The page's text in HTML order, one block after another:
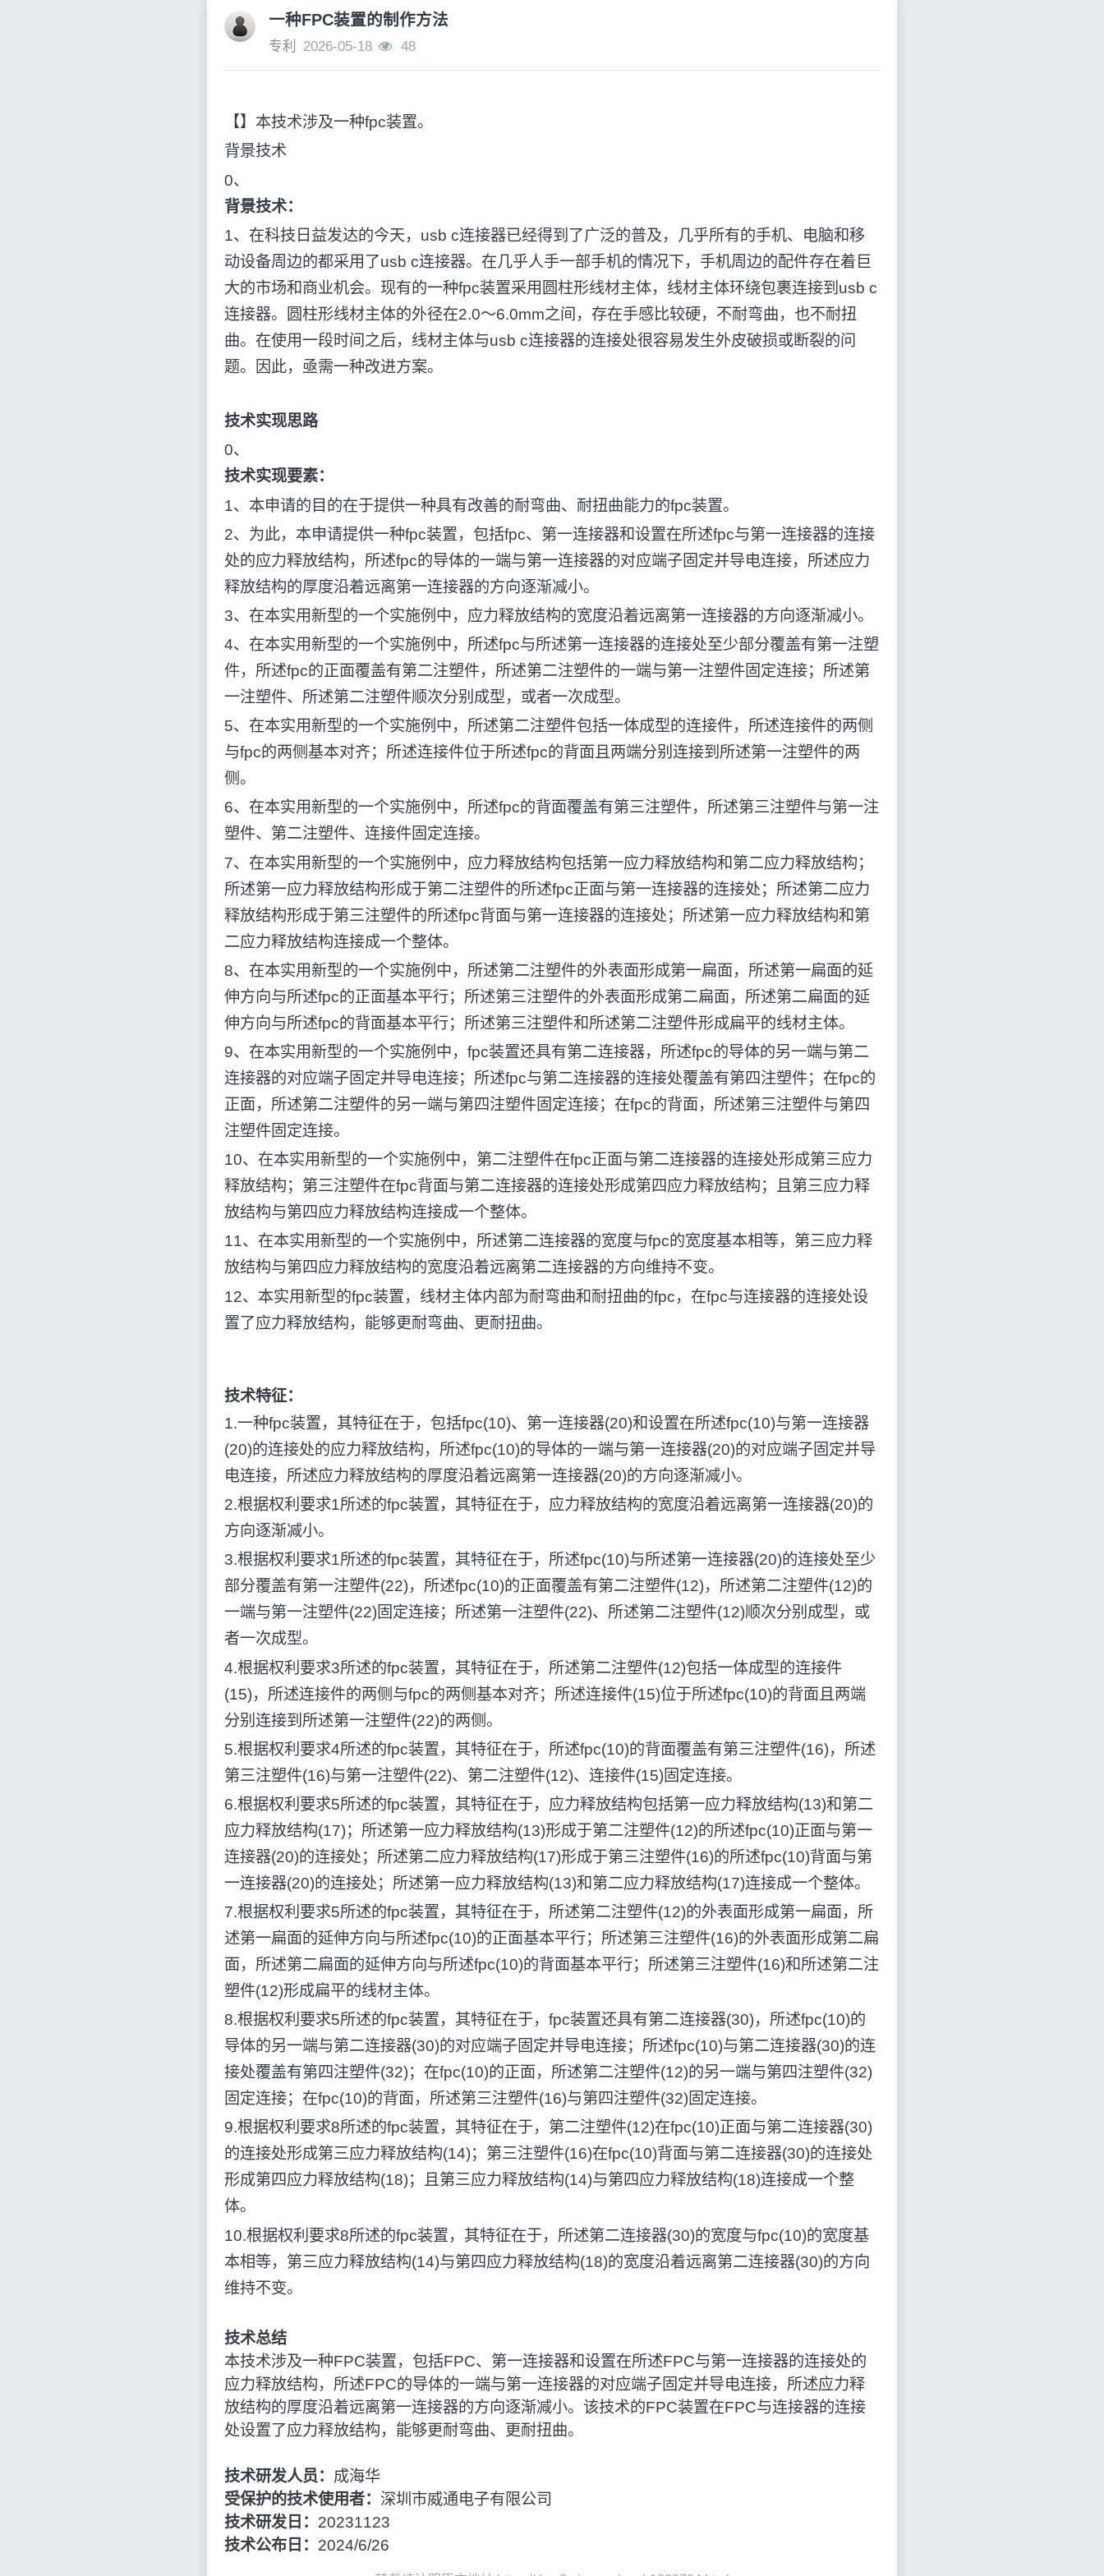
一种FPC装置的制作方法
专利 2026-05-18 48
【】本技术涉及一种fpc装置。
背景技术
0、
背景技术：
1、在科技日益发达的今天，usb c连接器已经得到了广泛的普及，几乎所有的手机、电脑和移
动设备周边的都采用了usb c连接器。在几乎人手一部手机的情况下，手机周边的配件存在着巨
大的市场和商业机会。现有的一种fpc装置采用圆柱形线材主体，线材主体环绕包裹连接到usb c
连接器。圆柱形线材主体的外径在2.0～6.0mm之间，存在手感比较硬，不耐弯曲，也不耐扭
曲。在使用一段时间之后，线材主体与usb c连接器的连接处很容易发生外皮破损或断裂的问
题。因此，亟需一种改进方案。
技术实现思路
0、
技术实现要素：
1、本申请的目的在于提供一种具有改善的耐弯曲、耐扭曲能力的fpc装置。
2、为此，本申请提供一种fpc装置，包括fpc、第一连接器和设置在所述fpc与第一连接器的连接
处的应力释放结构，所述fpc的导体的一端与第一连接器的对应端子固定并导电连接，所述应力
释放结构的厚度沿着远离第一连接器的方向逐渐减小。
3、在本实用新型的一个实施例中，应力释放结构的宽度沿着远离第一连接器的方向逐渐减小。
4、在本实用新型的一个实施例中，所述fpc与所述第一连接器的连接处至少部分覆盖有第一注塑
件，所述fpc的正面覆盖有第二注塑件，所述第二注塑件的一端与第一注塑件固定连接；所述第
一注塑件、所述第二注塑件顺次分别成型，或者一次成型。
5、在本实用新型的一个实施例中，所述第二注塑件包括一体成型的连接件，所述连接件的两侧
与fpc的两侧基本对齐；所述连接件位于所述fpc的背面且两端分别连接到所述第一注塑件的两
侧。
6、在本实用新型的一个实施例中，所述fpc的背面覆盖有第三注塑件，所述第三注塑件与第一注
塑件、第二注塑件、连接件固定连接。
7、在本实用新型的一个实施例中，应力释放结构包括第一应力释放结构和第二应力释放结构；
所述第一应力释放结构形成于第二注塑件的所述fpc正面与第一连接器的连接处；所述第二应力
释放结构形成于第三注塑件的所述fpc背面与第一连接器的连接处；所述第一应力释放结构和第
二应力释放结构连接成一个整体。
8、在本实用新型的一个实施例中，所述第二注塑件的外表面形成第一扁面，所述第一扁面的延
伸方向与所述fpc的正面基本平行；所述第三注塑件的外表面形成第二扁面，所述第二扁面的延
伸方向与所述fpc的背面基本平行；所述第三注塑件和所述第二注塑件形成扁平的线材主体。
9、在本实用新型的一个实施例中，fpc装置还具有第二连接器，所述fpc的导体的另一端与第二
连接器的对应端子固定并导电连接；所述fpc与第二连接器的连接处覆盖有第四注塑件；在fpc的
正面，所述第二注塑件的另一端与第四注塑件固定连接；在fpc的背面，所述第三注塑件与第四
注塑件固定连接。
10、在本实用新型的一个实施例中，第二注塑件在fpc正面与第二连接器的连接处形成第三应力
释放结构；第三注塑件在fpc背面与第二连接器的连接处形成第四应力释放结构；且第三应力释
放结构与第四应力释放结构连接成一个整体。
11、在本实用新型的一个实施例中，所述第二连接器的宽度与fpc的宽度基本相等，第三应力释
放结构与第四应力释放结构的宽度沿着远离第二连接器的方向维持不变。
12、本实用新型的fpc装置，线材主体内部为耐弯曲和耐扭曲的fpc，在fpc与连接器的连接处设
置了应力释放结构，能够更耐弯曲、更耐扭曲。
技术特征：
1.一种fpc装置，其特征在于，包括fpc(10)、第一连接器(20)和设置在所述fpc(10)与第一连接器
(20)的连接处的应力释放结构，所述fpc(10)的导体的一端与第一连接器(20)的对应端子固定并导
电连接，所述应力释放结构的厚度沿着远离第一连接器(20)的方向逐渐减小。
2.根据权利要求1所述的fpc装置，其特征在于，应力释放结构的宽度沿着远离第一连接器(20)的
方向逐渐减小。
3.根据权利要求1所述的fpc装置，其特征在于，所述fpc(10)与所述第一连接器(20)的连接处至少
部分覆盖有第一注塑件(22)，所述fpc(10)的正面覆盖有第二注塑件(12)，所述第二注塑件(12)的
一端与第一注塑件(22)固定连接；所述第一注塑件(22)、所述第二注塑件(12)顺次分别成型，或
者一次成型。
4.根据权利要求3所述的fpc装置，其特征在于，所述第二注塑件(12)包括一体成型的连接件
(15)，所述连接件的两侧与fpc的两侧基本对齐；所述连接件(15)位于所述fpc(10)的背面且两端
分别连接到所述第一注塑件(22)的两侧。
5.根据权利要求4所述的fpc装置，其特征在于，所述fpc(10)的背面覆盖有第三注塑件(16)，所述
第三注塑件(16)与第一注塑件(22)、第二注塑件(12)、连接件(15)固定连接。
6.根据权利要求5所述的fpc装置，其特征在于，应力释放结构包括第一应力释放结构(13)和第二
应力释放结构(17)；所述第一应力释放结构(13)形成于第二注塑件(12)的所述fpc(10)正面与第一
连接器(20)的连接处；所述第二应力释放结构(17)形成于第三注塑件(16)的所述fpc(10)背面与第
一连接器(20)的连接处；所述第一应力释放结构(13)和第二应力释放结构(17)连接成一个整体。
7.根据权利要求5所述的fpc装置，其特征在于，所述第二注塑件(12)的外表面形成第一扁面，所
述第一扁面的延伸方向与所述fpc(10)的正面基本平行；所述第三注塑件(16)的外表面形成第二扁
面，所述第二扁面的延伸方向与所述fpc(10)的背面基本平行；所述第三注塑件(16)和所述第二注
塑件(12)形成扁平的线材主体。
8.根据权利要求5所述的fpc装置，其特征在于，fpc装置还具有第二连接器(30)，所述fpc(10)的
导体的另一端与第二连接器(30)的对应端子固定并导电连接；所述fpc(10)与第二连接器(30)的连
接处覆盖有第四注塑件(32)；在fpc(10)的正面，所述第二注塑件(12)的另一端与第四注塑件(32)
固定连接；在fpc(10)的背面，所述第三注塑件(16)与第四注塑件(32)固定连接。
9.根据权利要求8所述的fpc装置，其特征在于，第二注塑件(12)在fpc(10)正面与第二连接器(30)
的连接处形成第三应力释放结构(14)；第三注塑件(16)在fpc(10)背面与第二连接器(30)的连接处
形成第四应力释放结构(18)；且第三应力释放结构(14)与第四应力释放结构(18)连接成一个整
体。
10.根据权利要求8所述的fpc装置，其特征在于，所述第二连接器(30)的宽度与fpc(10)的宽度基
本相等，第三应力释放结构(14)与第四应力释放结构(18)的宽度沿着远离第二连接器(30)的方向
维持不变。
技术总结
本技术涉及一种FPC装置，包括FPC、第一连接器和设置在所述FPC与第一连接器的连接处的
应力释放结构，所述FPC的导体的一端与第一连接器的对应端子固定并导电连接，所述应力释
放结构的厚度沿着远离第一连接器的方向逐渐减小。该技术的FPC装置在FPC与连接器的连接
处设置了应力释放结构，能够更耐弯曲、更耐扭曲。
技术研发人员： 成海华
受保护的技术使用者： 深圳市威通电子有限公司
技术研发日： 20231123
技术公布日： 2024/6/26